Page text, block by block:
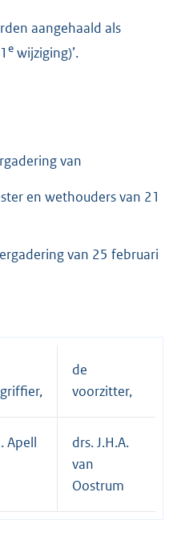
aangehaald als
e wijziging)’.
van
en wethouders van 21
van 25 februari
de
voorzitter,
Apell
drs. J.H.A.
van
Oostrum